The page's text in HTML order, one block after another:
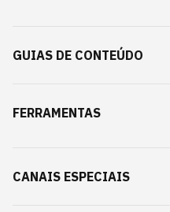
GUIAS DE CONTEÚDO
FERRAMENTAS
CANAIS ESPECIAIS